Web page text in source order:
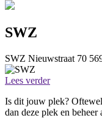
SWZ
SWZ Nieuwstraat 70
Lees verder
Is dit jouw plek?
dan deze plek en